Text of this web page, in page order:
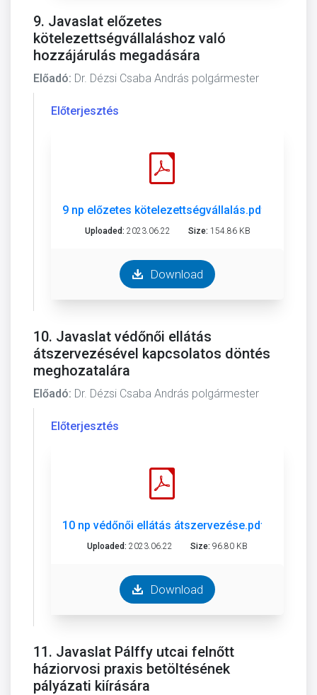
9. Javaslat előzetes
kötelezettségvállaláshoz való
hozzájárulás megadására
Előadó: Dr. Dézsi Csaba András polgármester
Előterjesztés
9 np előzetes kötelezettségvállalás.pdf
Uploaded: 2023.06.22 Size: 154.86 KB
Download
10. Javaslat védőnői ellátás
átszervezésével kapcsolatos döntés
meghozatalára
Előadó: Dr. Dézsi Csaba András polgármester
Előterjesztés
10 np védőnői ellátás átszervezése.pdf
Uploaded: 2023.06.22 Size: 96.80 KB
Download
11. Javaslat Pálffy utcai felnőtt
háziorvosi praxis betöltésének
pályázati kiírására